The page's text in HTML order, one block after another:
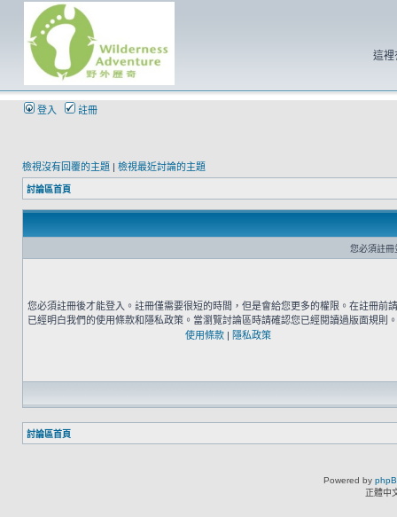
這裡
登入 註冊
檢視沒有回覆的主題 | 檢視最近討論的主題
討論區首頁
您必須註冊
您必須註冊後才能登入。註冊僅需要很短的時間，但是會給您更多的權限。在註冊前
已經明白我們的使用條款和隱私政策。當瀏覽討論區時請確認您已經閱讀過版面規則。
使用條款 | 隱私政策
討論區首頁
Powered by
正體中